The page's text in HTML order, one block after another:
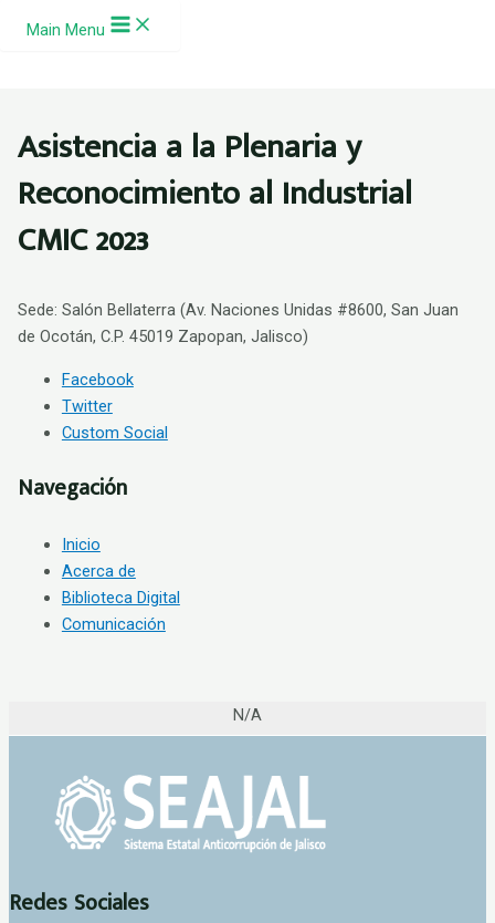
Ir al contenido
Main Menu
Asistencia a la Plenaria y
Reconocimiento al Industrial
CMIC 2023
Sede: Salón Bellaterra (Av. Naciones Unidas #8600, San Juan
de Ocotán, C.P. 45019 Zapopan, Jalisco)
Facebook
Twitter
Custom Social
Navegación
Inicio
Acerca de
Biblioteca Digital
Comunicación
N/A
Redes Sociales